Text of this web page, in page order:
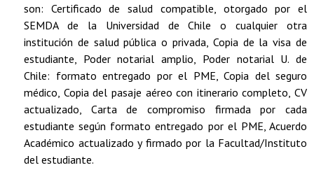
son: Certificado de salud compatible, otorgado por el
SEMDA de la Universidad de Chile o cualquier otra
institución de salud pública o privada, Copia de la visa de
estudiante, Poder notarial amplio, Poder notarial U. de
Chile: formato entregado por el PME, Copia del seguro
médico, Copia del pasaje aéreo con itinerario completo, CV
actualizado, Carta de compromiso firmada por cada
estudiante según formato entregado por el PME, Acuerdo
Académico actualizado y firmado por la Facultad/Instituto
del estudiante.